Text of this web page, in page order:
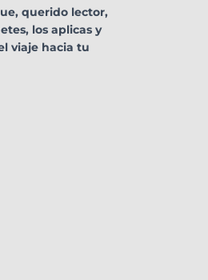
querido lector,
los aplicas y
viaje hacia tu